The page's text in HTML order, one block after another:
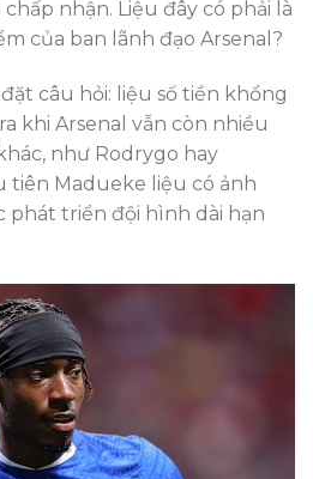
nhận. Liệu đây có phải là
của ban lãnh đạo Arsenal?
câu hỏi: liệu số tiền khổng
khi Arsenal vẫn còn nhiều
như Rodrygo hay
tiên Madueke liệu có ảnh
phát triển đội hình dài hạn